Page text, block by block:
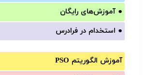
● آموزش‌های رایگان
● استخدام در فرادرس
آموزش الگوریتم PSO